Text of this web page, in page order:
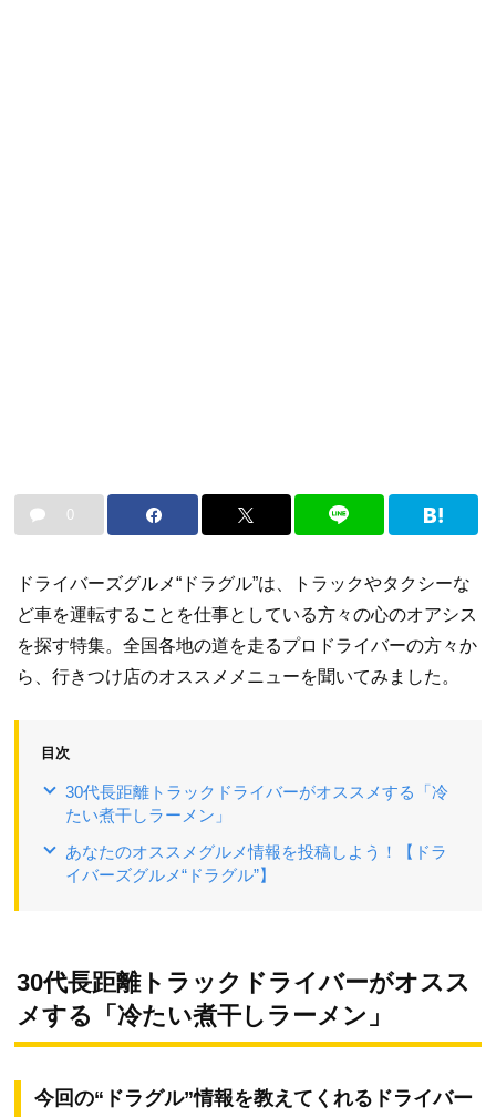
0
ドライバーズグルメ“ドラグル”は、トラックやタクシーな
ど車を運転することを仕事としている方々の心のオアシス
を探す特集。全国各地の道を走るプロドライバーの方々か
ら、行きつけ店のオススメメニューを聞いてみました。
目次
30代長距離トラックドライバーがオススメする「冷
たい煮干しラーメン」
あなたのオススメグルメ情報を投稿しよう！【ドラ
イバーズグルメ“ドラグル”】
30代長距離トラックドライバーがオスス
メする「冷たい煮干しラーメン」
今回の“ドラグル”情報を教えてくれるドライバー